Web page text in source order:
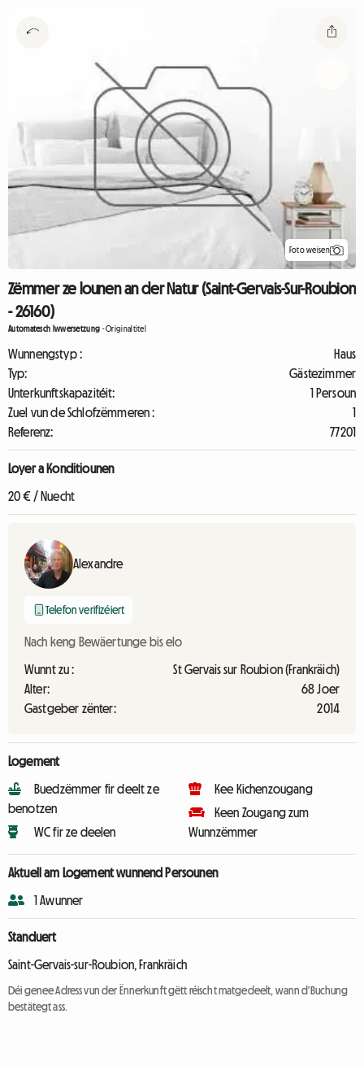
Foto weisen
Zëmmer ze lounen an der Natur (Saint-Gervais-Sur-Roubion
- 26160)
Automatesch Iwwersetzung -Originaltitel
Wunnengstyp :
Haus
Typ:
Gästezimmer
Unterkunftskapazitéit:
1 Persoun
Zuel vun de Schlofzëmmeren :
1
Referenz:
77201
Loyer a Konditiounen
20 € / Nuecht
Alexandre
Telefon verifizéiert
Nach keng Bewäertunge bis elo
Wunnt zu :
St Gervais sur Roubion (Frankräich)
Alter:
68 Joer
Gastgeber zënter:
2014
Logement
Buedzëmmer fir deelt ze
benotzen
WC fir ze deelen
Kee Kichenzougang
Keen Zougang zum
Wunnzëmmer
Aktuell am Logement wunnend Persounen
1 Awunner
Standuert
Saint-Gervais-sur-Roubion, Frankräich
Déi genee Adress vun der Ënnerkunft gëtt réischt matgedeelt, wann d'Buchung
bestätegt ass.